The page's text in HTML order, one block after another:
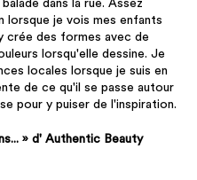
dans la rue. Assez
lorsque je vois mes enfants
crée des formes avec de
lorsqu'elle dessine. Je
locales lorsque je suis en
de ce qu'il se passe autour
pour y puiser de l'inspiration.
» d' Authentic Beauty